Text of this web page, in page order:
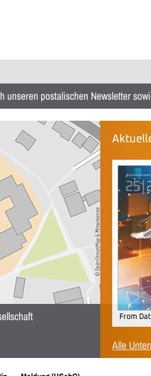
unseren postalischen Newsletter
From
Alle